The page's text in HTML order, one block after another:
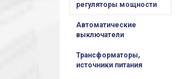
регуляторы мощности
Автоматические
выключатели
Трансформаторы,
источники питания